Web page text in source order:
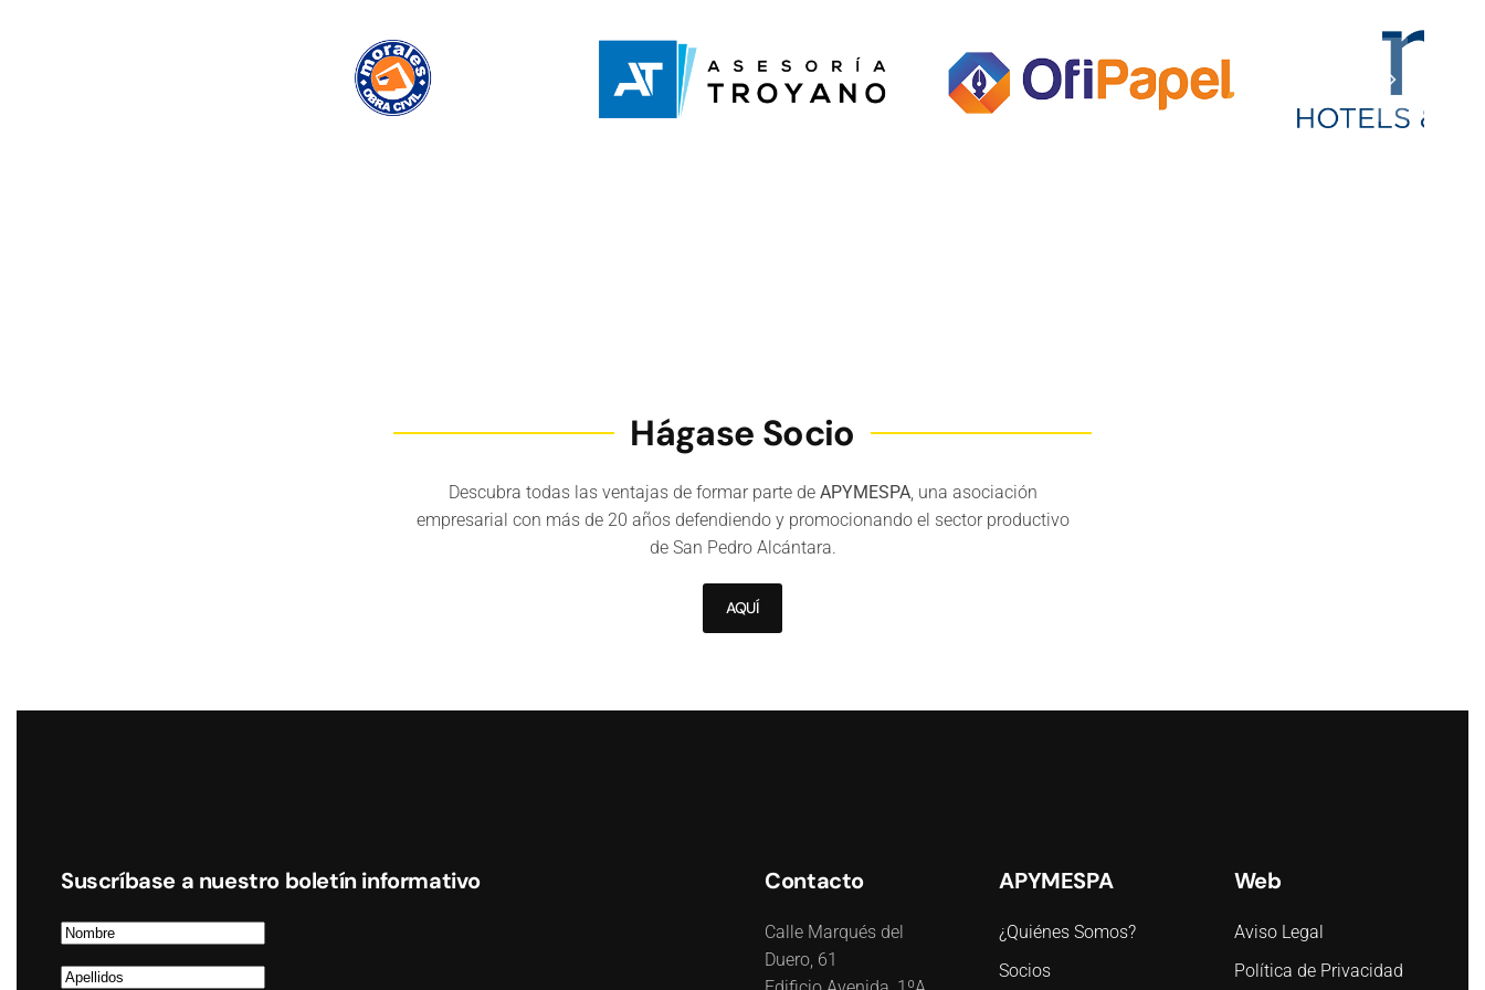
Hágase Socio
Descubra todas las ventajas de formar parte de APYMESPA, una asociación
empresarial con más de 20 años defendiendo y promocionando el sector productivo
de San Pedro Alcántara.
AQUÍ
Suscríbase a nuestro boletín informativo Contacto
Calle Marqués del
Duero, 61
APYMESPA
¿Quiénes Somos?
Socios
Web
Aviso Legal
Política de Privacidad